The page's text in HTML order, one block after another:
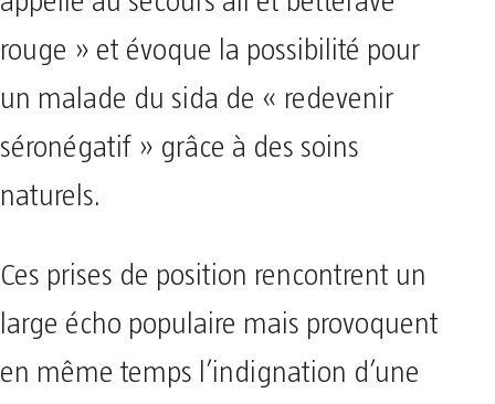
rouge » et évoque la possibilité pour
un malade du sida de « redevenir
séronégatif » grâce à des soins
naturels.
Ces prises de position rencontrent un
large écho populaire mais provoquent
en même temps l’indignation d’une